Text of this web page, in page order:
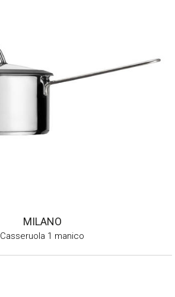
MILANO
Casseruola 1 manico